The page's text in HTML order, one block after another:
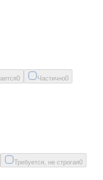
0 Частично0
Требуется, не строгая0